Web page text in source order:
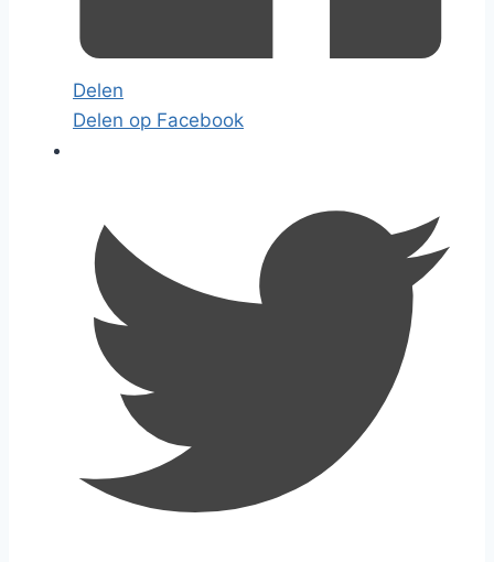
Delen
Delen op Facebook